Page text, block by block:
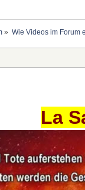
» Wie Videos im Forum
La